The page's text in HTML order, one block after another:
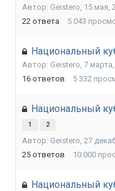
Автор: Geistero, 15 мая,
22 ответа 5 043
Национальный
Автор: Geistero, 7
16 ответов 5 332
Национальный
1 2
Автор: Geistero, 27
25 ответов 10 000
Национальный